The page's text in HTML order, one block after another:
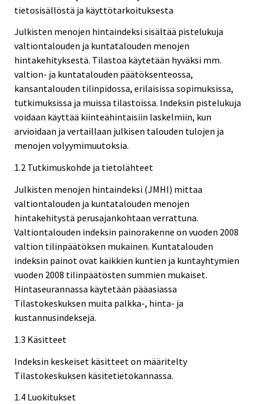
tietosisällöstä ja käyttötarkoituksesta
Julkisten menojen hintaindeksi sisältää pistelukuja
valtiontalouden ja kuntatalouden menojen
hintakehityksestä. Tilastoa käytetään hyväksi mm.
valtion- ja kuntatalouden päätöksenteossa,
kansantalouden tilinpidossa, erilaisissa sopimuksissa,
tutkimuksissa ja muissa tilastoissa. Indeksin pistelukuja
voidaan käyttää kiinteähintaisiin laskelmiin, kun
arvioidaan ja vertaillaan julkisen talouden tulojen ja
menojen volyymimuutoksia.
1.2 Tutkimuskohde ja tietolähteet
Julkisten menojen hintaindeksi (JMHI) mittaa
valtiontalouden ja kuntatalouden menojen
hintakehitystä perusajankohtaan verrattuna.
Valtiontalouden indeksin painorakenne on vuoden 2008
valtion tilinpäätöksen mukainen. Kuntatalouden
indeksin painot ovat kaikkien kuntien ja kuntayhtymien
vuoden 2008 tilinpäätösten summien mukaiset.
Hintaseurannassa käytetään pääasiassa
Tilastokeskuksen muita palkka-, hinta- ja
kustannusindeksejä.
1.3 Käsitteet
Indeksin keskeiset käsitteet on määritelty
Tilastokeskuksen käsitetietokannassa.
1.4 Luokitukset